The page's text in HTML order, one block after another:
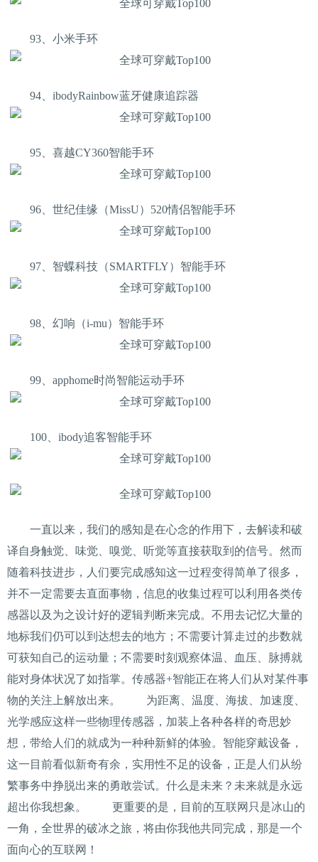
93、小米手环
94、ibodyRainbow蓝牙健康追踪器
95、喜越CY360智能手环
96、世纪佳缘（MissU）520情侣智能手环
97、智蝶科技（SMARTFLY）智能手环
98、幻响（i-mu）智能手环
99、apphome时尚智能运动手环
100、ibody追客智能手环
一直以来，我们的感知是在心念的作用下，去解读和破
译自身触觉、味觉、嗅觉、听觉等直接获取到的信号。然而
随着科技进步，人们要完成感知这一过程变得简单了很多，
并不一定需要去直面事物，信息的收集过程可以利用各类传
感器以及为之设计好的逻辑判断来完成。不用去记忆大量的
地标我们仍可以到达想去的地方；不需要计算走过的步数就
可获知自己的运动量；不需要时刻观察体温、血压、脉搏就
能对身体状况了如指掌。传感器+智能正在将人们从对某件事
物的关注上解放出来。 为距离、温度、海拔、加速度、
光学感应这样一些物理传感器，加装上各种各样的奇思妙
想，带给人们的就成为一种种新鲜的体验。智能穿戴设备，
这一目前看似新奇有余，实用性不足的设备，正是人们从纷
繁事务中挣脱出来的勇敢尝试。什么是未来？未来就是永远
超出你我想象。 更重要的是，目前的互联网只是冰山的
一角，全世界的破冰之旅，将由你我他共同完成，那是一个
面向心的互联网！